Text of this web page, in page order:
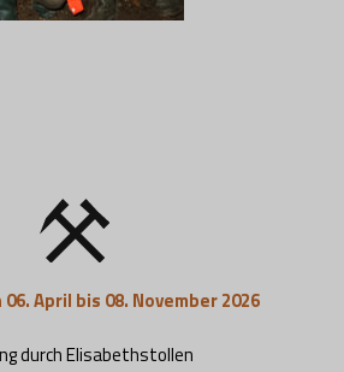
April bis 08. November 2026
durch Elisabethstollen